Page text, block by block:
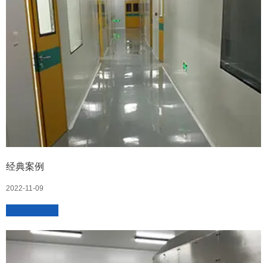
经典案例
2022-11-09